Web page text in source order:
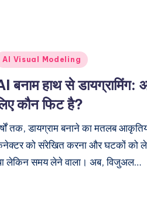
AI Visual Modeling
बनाम हाथ से
कौन फिट है?
तक, डायग्राम बनाने का मतलब
को संरेखित करना और घटकों को
लेकिन समय लेने वाला। अब, विजुअल…